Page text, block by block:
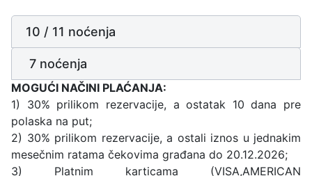
10 / 11 noćenja
7 noćenja
MOGUĆI NAČINI PLAĆANJA:
1) 30% prilikom rezervacije, a ostatak 10 dana pre
polaska na put;
2) 30% prilikom rezervacije, a ostali iznos u jednakim
mesečnim ratama čekovima građana do 20.12.2026;
3) Platnim karticama (VISA,AMERICAN